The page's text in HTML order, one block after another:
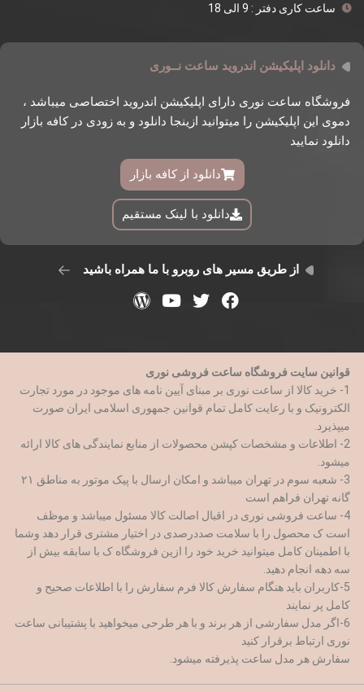
ساعت کاری دفتر : 9 الی 18
دانلود اپلیکیشن اندروید ساعت نــوری
فروشگاه ساعت نوری دارای اپلیکیشن اندروید اختصاصی میباشد ،
دموی این اپلیکیشن را میتوانید ازینجا دانلود و به زودی در کافه بازار
دانلود نمایید
دانلود از کافه بازار
دانلود با لینک مستقیم
از طریق مسیر های روبرو با ما همراه باشید
قوانین سایت فروشگاه ساعت فروشی نوری
1- خرید کالا از ساعت نوری بر مبنای آیین نامه های موجود در مورد تجارت
الکترونیک و با رعایت کامل تمام قوانین جمهوری اسلامی ایران صورت
میپذیرد.
2- اطلاعات و مشخصات کپشن محصولات از منابع نمایندگی های کالا ارائه
میشود.
3- شعبه سوم در تهران میباشد و امکان ارسال با پیک موتور به مناطق ۲۱
گانه تهران فراهم است
4- ساعت فروشی نوری در اقبال اصالت کالا مسئول میباشد و موظف
است ک محصول را با سلامت صددرصدی در اختیار مشتری قرار دهد وشما
با اطمینان کامل میتوانید خرید خود را ازین فروشگاه ک با سابقه بیش از
سه دهه انجام دهید.
5-کاربران باید هنگام سفارش کالا فرم سفارش را با اطلاعات صحیح و
کامل پر نمایند
6-اگر مدل سفارشی از هر برند و با هر طرحی میخواهید با پشتیبانی ساعت
نوری ارتباط برقرار کنید
سفارش هر مدل ساعت پذیرفته میشود.